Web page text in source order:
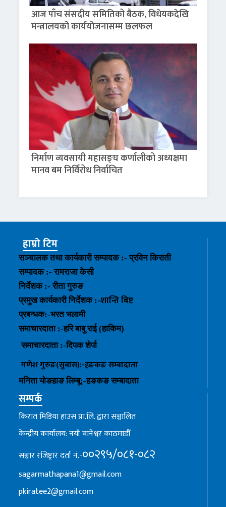
आज पाँच संसदीय समितिको बैठक, विधेयकदेखि
मन्त्रालयको कार्ययोजनासम्म छलफल
निर्माण व्यवसायी महासङ्घ कर्णालीको अध्यक्षमा
मानव बम निर्विरोध निर्वाचित
हाम्रो टिम
सञ्चालक तथा कार्यकारी सम्पादक :- प्रविन किराती
सम्पादक :- रामराजा केसी
निर्देशक :- रीता गुरुङ
प्रमुख कार्यकारी निर्देशक :-शान्ति बिष्ट
प्रबन्धक:-भरत भलामी
समाचारदाता :-हरि बाबु राई (हाकिम)
समाचारदाता :-दिपक शेर्पा
गणेश गुरुङ(सुबास):-हङकङसम्बादाता
मनिता योङहाङलिम्बू:-हङकङ सम्बादाता
सम्पर्क
किरात मिडिया हाउस प्रा.लि. द्वारा सञ्चालित
केन्द्रीय कार्यालय: नयाँ बानेश्वर काठमाडौँ
सञ्चार रजिष्ट्रार दर्ता नं.-००२९५/०८१-०८२
sagarmathapana1@gmail.com
pkiratee2@gmail.com